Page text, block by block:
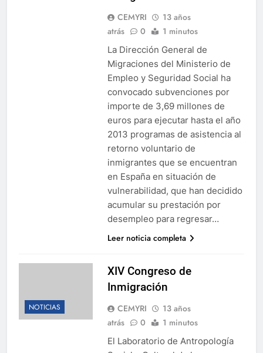
CEMYRI
13 años
atrás
0 1 minutos
La Dirección General de
Migraciones del Ministerio de
Empleo y Seguridad Social ha
convocado subvenciones por
importe de 3,69 millones de
euros para ejecutar hasta el año
2013 programas de asistencia al
retorno voluntario de
inmigrantes que se encuentran
en España en situación de
vulnerabilidad, que han decidido
acumular su prestación por
desempleo para regresar…
Leer noticia completa
NOTICIAS
XIV Congreso de
Inmigración
CEMYRI
13 años
atrás
0 1 minutos
El Laboratorio de Antropología